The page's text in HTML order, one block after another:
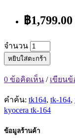
฿
จำนวน
หยิบใส่ตะกร้า
0 ข้อคิดเห็น / เขียน
คำค้น: tk164, tk-164,
kyocera tk-164
ข้อมูลร้านค้า